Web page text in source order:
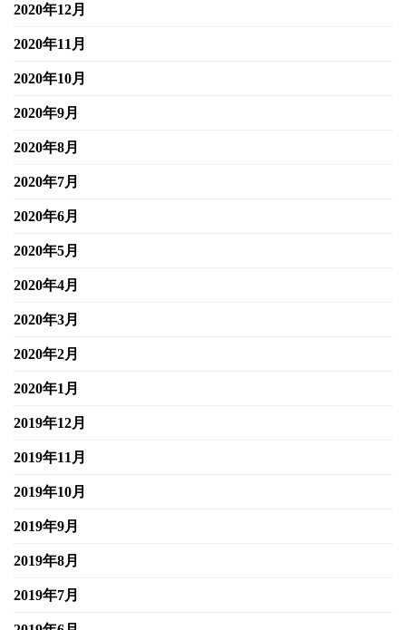
2020年12月
2020年11月
2020年10月
2020年9月
2020年8月
2020年7月
2020年6月
2020年5月
2020年4月
2020年3月
2020年2月
2020年1月
2019年12月
2019年11月
2019年10月
2019年9月
2019年8月
2019年7月